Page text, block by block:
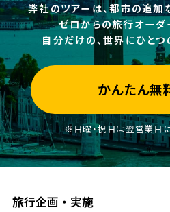
弊社のツアーは、都市の追加
ゼロからの旅行オーダ
自分だけの、世界にひとつ
かんたん無
※日曜・祝日は翌営業日
旅行企画・実施